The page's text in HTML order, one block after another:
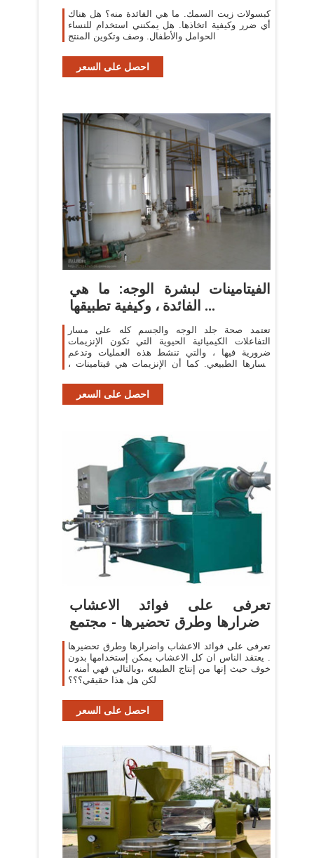
كبسولات زيت السمك. ما هي الفائدة منه؟ هل هناك
أي ضرر وكيفية اتخاذها. هل يمكنني استخدام للنساء
الحوامل والأطفال. وصف وتكوين المنتج
احصل على السعر
الفيتامينات لبشرة الوجه: ما هي
الفائدة ، وكيفية تطبيقها ...
تعتمد صحة جلد الوجه والجسم كله على مسار
التفاعلات الكيميائية الحيوية التي تكون الإنزيمات
ضرورية فيها ، والتي تنشط هذه العمليات وتدعم
مسارها الطبيعي. كما أن الإنزيمات هي فيتامينات ،
احصل على السعر
تعرفى على فوائد الاعشاب
واضرارها وطرق تحضيرها - مجتمع
رجيم
تعرفى على فوائد الاعشاب واضرارها وطرق تحضيرها
. يعتقد الناس ان كل الاعشاب يمكن إستخدامها بدون
خوف حيث إنها من إنتاج الطبيعه ،وبالتالي فهي أمنه ،
لكن هل هذا حقيقي؟؟؟
احصل على السعر